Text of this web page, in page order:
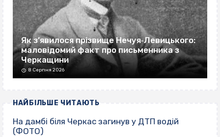
Як з’явилося прізвище Нечуя‐Левицького:
маловідомий факт про письменника з
Черкащини
8 Серпня 2026
НАЙБІЛЬШЕ ЧИТАЮТЬ
На дамбі біля Черкас загинув у ДТП водій
(ФОТО)